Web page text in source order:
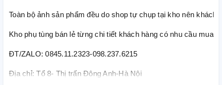
Toàn bộ ảnh sản phẩm đều do shop tự chụp tại kho nên khách
Kho phụ tùng bán lẻ từng chi tiết khách hàng có nhu cầu mua
ĐT/ZALO: 0845.11.2323-098.237.6215
Địa chỉ: Tổ 8- Thị trấn Đông Anh-Hà Nội